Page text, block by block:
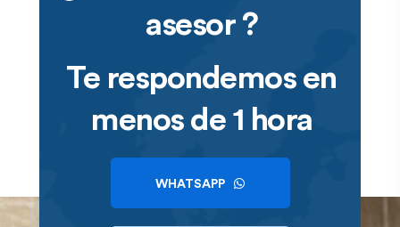
asesor ?
Te respondemos en
menos de 1 hora
WHATSAPP